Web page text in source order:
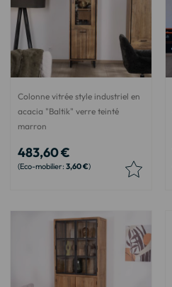
Colonne vitrée style industriel en
acacia "Baltik" verre teinté
marron
483,60 €
3,60 €